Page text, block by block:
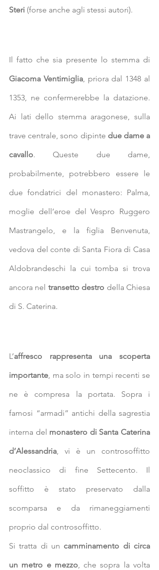
Steri (forse anche agli stessi autori).
Giacoma Ventimiglia, priora dal 1348 al
1353, ne confermerebbe la datazione.
Ai lati dello stemma aragonese, sulla
trave centrale, sono dipinte due dame a
cavallo. Queste due dame,
probabilmente, potrebbero essere le
due fondatrici del monastero: Palma,
moglie dell’eroe del Vespro Ruggero
Mastrangelo, e la figlia Benvenuta,
vedova del conte di Santa Fiora di Casa
Aldobrandeschi la cui tomba si trova
ancora nel transetto destro della Chiesa
di S. Caterina.
L’affresco rappresenta una scoperta
importante, ma solo in tempi recenti se
ne è compresa la portata. Sopra i
famosi “armadi” antichi della sagrestia
interna del monastero di Santa Caterina
d’Alessandria, vi è un controsoffitto
neoclassico di fine Settecento. Il
soffitto è stato preservato dalla
scomparsa e da rimaneggiamenti
proprio dal controsoffitto.
Si tratta di un camminamento di circa
un metro e mezzo, che sopra la volta